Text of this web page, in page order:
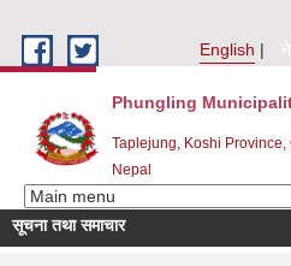
English
Phungling
Taplejung, Koshi Province,
Nepal
सूचना तथा समाचार